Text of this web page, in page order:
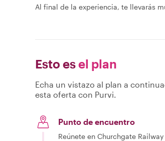
Al final de la experiencia, te llevarás
Esto esel plan
Echa un vistazo al plan a
esta oferta con Purvi.
Punto de encuentro
Reúnete en Churchgate